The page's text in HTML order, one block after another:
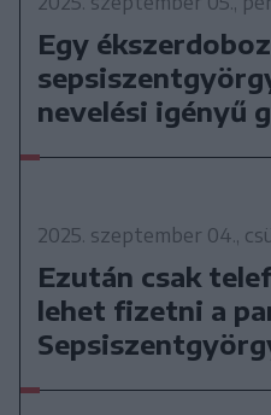
Egy
nevelési igényű
2025. szeptember 04.,
Ezután csak
lehet fizetni a